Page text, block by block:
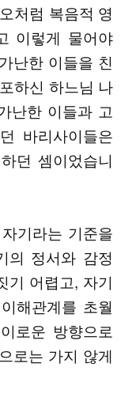
처럼 복음적 영
이렇게 물어야
난한 이들을 친
하신 하느님 나
난한 이들과 고
바리사이들은
던 셈이었습니
기라는 기준을
의 정서와 감정
기 어렵고, 자기
해관계를 초월
로운 방향으로
로는 가지 않게